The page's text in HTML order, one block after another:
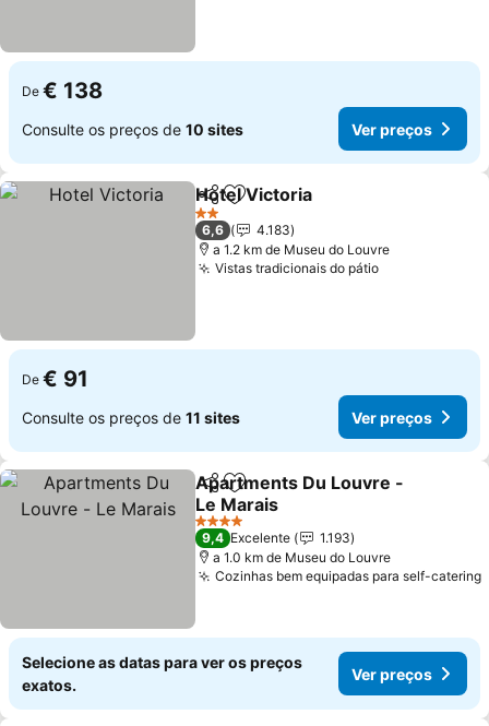
De € 138
Consulte os preços de 10 sites Ver preços
PartilharAdicionar aos favoritos
Hotel Victoria
2 Estrelas
6,6
4.183
a 1.2 km de Museu do Louvre
Vistas tradicionais do pátioVer preços
De € 91
Consulte os preços de 11 sites Ver preços
PartilharAdicionar aos favoritos
Apartments Du Louvre -
Le Marais
Ver preços
4 Estrelas
9,4 Excelente
1.193
a 1.0 km de Museu do Louvre
Cozinhas bem equipadas para self-catering
Selecione as datas para ver os preços
exatos.
Ver preços